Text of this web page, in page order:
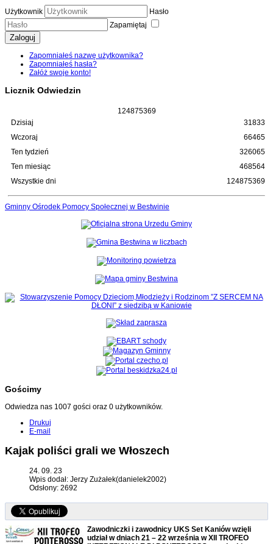
Użytkownik
Hasło
Zapamiętaj
Zaloguj
Zapomniałeś nazwę użytkownika?
Zapomniałeś hasła?
Załóż swoje konto!
Licznik Odwiedzin
124875369
Dzisiaj
Wczoraj
Ten tydzień
Ten miesiąc
Wszystkie dni
31833
66465
326065
468564
124875369
Gminny Ośrodek Pomocy Społecznej w Bestwinie
Gościmy
Odwiedza nas 1007 gości oraz 0 użytkowników.
Drukuj
E-mail
Kajak poliści grali we Włoszech
24. 09. 23
Wpis dodał: Jerzy Zużałek(danielek2002)
Odsłony: 2692
Zawodniczki i zawodnicy UKS Set Kaniów wzięli
udział w dniach 21 – 22 września w XII TROFEO